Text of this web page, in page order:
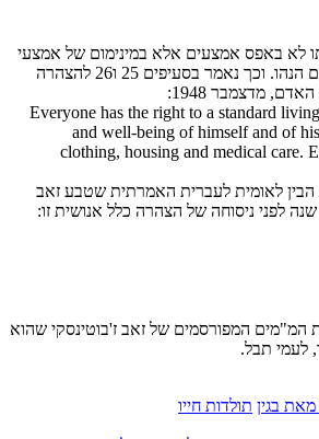
לא באפס אמצעים אלא במינימום של אמצעי
קיום לכל אדם באשר אדם הנהו. וכך נאמר בסעיפים 25 ו26 להצהרה
מדצמבר 1948:
Everyone has the right to a standard
and well-being of himself and of
clothing, housing and medical care.
לאומית לעברית האמרתית שטבע זאב
לפני ניסוחה של הצהרה כלל אנושית זו:
המפורסמים של זאב ז'בוטינסקי שהוא
לעמי תבל.
בגין תולדות חייו